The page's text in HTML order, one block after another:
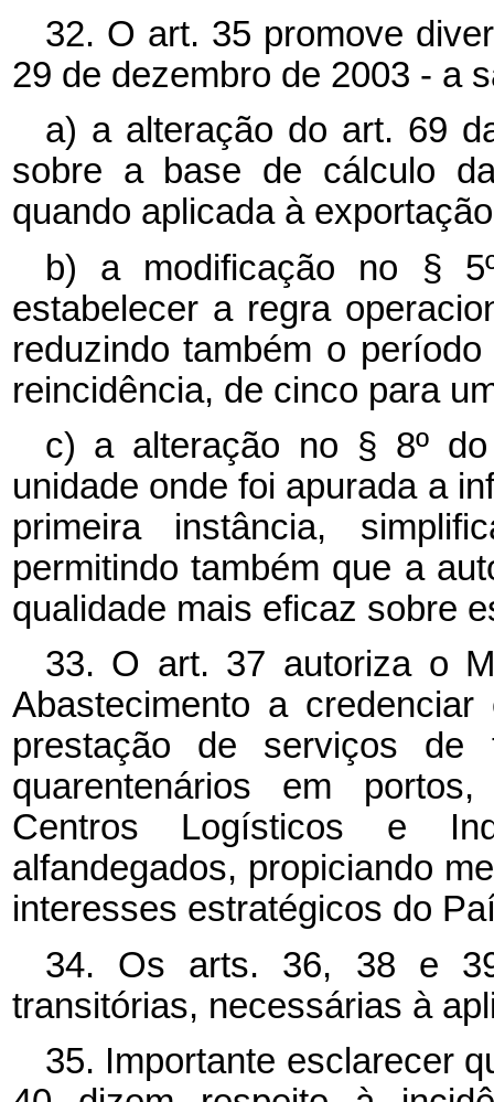
32. O art. 35 promove
29 de dezembro de 2003 - a
a) a alteração do art. 69
sobre a base de cálculo
quando aplicada à
b) a modificação no §
estabelecer a regra
reduzindo também o
reincidência, de cinco para
c) a alteração no § 8º
unidade onde foi apurada a
primeira instância,
permitindo também que a
qualidade mais eficaz sobre
33. O art. 37 autoriza o
Abastecimento a
prestação de serviços de
quarentenários em
Centros Logísticos e
alfandegados, propiciando
interesses estratégicos do
34. Os arts. 36, 38 e
transitórias, necessárias à
35. Importante esclarecer